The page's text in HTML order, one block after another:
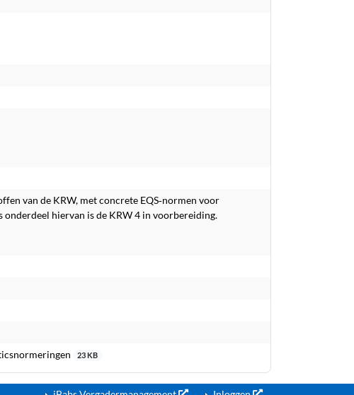
van de KRW, met concrete EQS‑normen voor
hiervan is de KRW 4 in voorbereiding.
23 KB